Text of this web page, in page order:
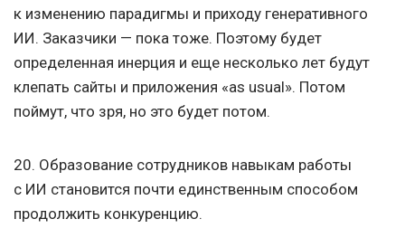
к изменению парадигмы и приходу генеративного
ИИ. Заказчики — пока тоже. Поэтому будет
определенная инерция и еще несколько лет будут
клепать сайты и приложения «as usual». Потом
поймут, что зря, но это будет потом.
20. Образование сотрудников навыкам работы
с ИИ становится почти единственным способом
продолжить конкуренцию.